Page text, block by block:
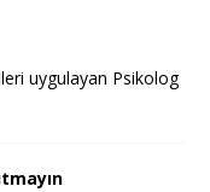
uygulayan Psikolog